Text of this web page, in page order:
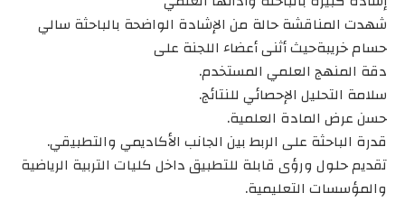
شهدت المناقشة حالة من الإشادة الواضحة بالباحثة سالي
حسام خريبةحيث أثنى أعضاء اللجنة على
دقة المنهج العلمي المستخدم.
سلامة التحليل الإحصائي للنتائج.
حسن عرض المادة العلمية.
قدرة الباحثة على الربط بين الجانب الأكاديمي والتطبيقي.
تقديم حلول ورؤى قابلة للتطبيق داخل كليات التربية الرياضية
والمؤسسات التعليمية.